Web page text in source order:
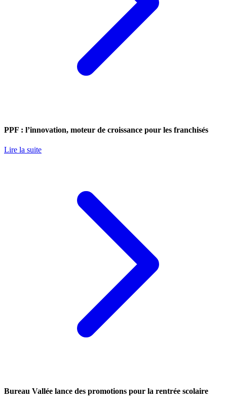
PPF : l’innovation, moteur de croissance pour les franchisés
Lire la suite
Bureau Vallée lance des promotions pour la rentrée scolaire